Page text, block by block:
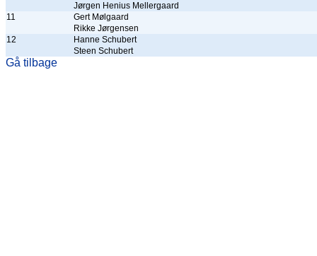
Jørgen Henius Mellergaard
11
Gert Mølgaard
Rikke Jørgensen
12
Hanne Schubert
Steen Schubert
Gå tilbage